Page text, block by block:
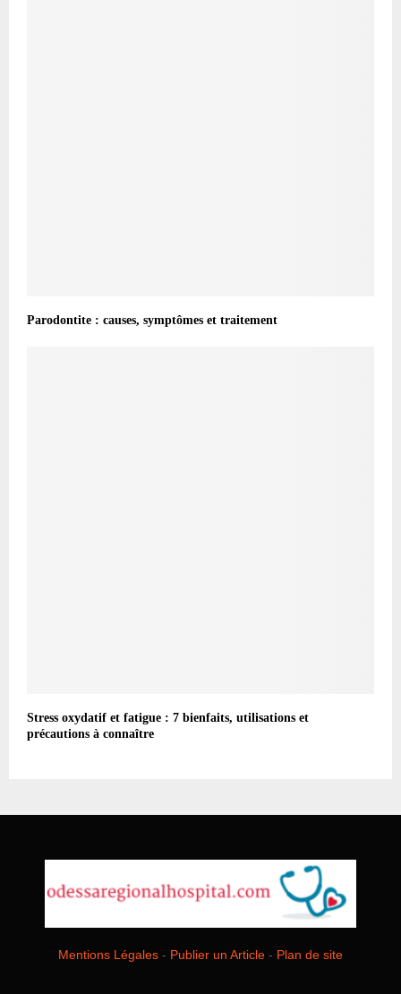
Parodontite : causes, symptômes et traitement
Stress oxydatif et fatigue : 7 bienfaits, utilisations et
précautions à connaître
Mentions Légales - Publier un Article - Plan de site